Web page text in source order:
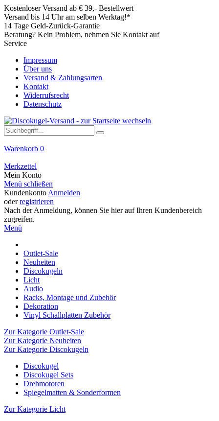
Kostenloser Versand ab € 39,- Bestellwert
Versand bis 14 Uhr am selben Werktag!*
14 Tage Geld-Zurück-Garantie
Beratung? Kein Problem, nehmen Sie Kontakt auf
Service
Impressum
Über uns
Versand & Zahlungsarten
Kontakt
Widerrufsrecht
Datenschutz
Warenkorb 0
Merkzettel
Mein Konto
Menü schließen
Kundenkonto Anmelden
oderregistrieren
Nach der Anmeldung, können Sie hier auf Ihren Kundenbereich
zugreifen.
Menü
Outlet-Sale
Neuheiten
Discokugeln
Licht
Audio
Racks, Montage und Zubehör
Dekoration
Vinyl Schallplatten Zubehör
Zur Kategorie Outlet-Sale
Zur Kategorie Neuheiten
Zur Kategorie Discokugeln
Discokugel
Discokugel Sets
Drehmotoren
Spiegelmatten & Sonderformen
Zur Kategorie Licht